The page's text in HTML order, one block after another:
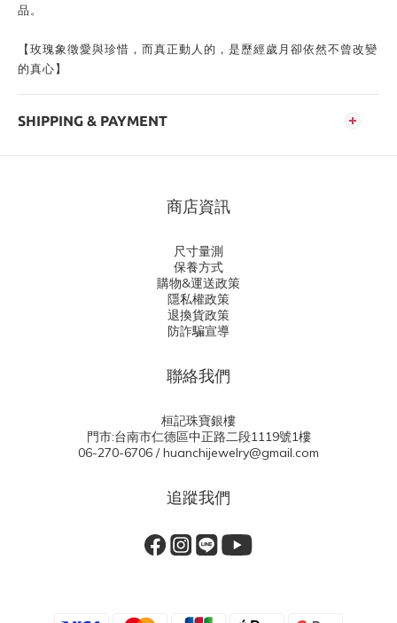
品。
【玫瑰象徵愛與珍惜，而真正動人的，是歷經歲月卻依然不曾改變
的真心】
SHIPPING & PAYMENT
商店資訊
尺寸量測
保養方式
購物&運送政策
隱私權政策
退換貨政策
防詐騙宣導
聯絡我們
桓記珠寶銀樓
門市:台南市仁德區中正路二段1119號1樓
06-270-6706 / huanchijewelry@gmail.com
追蹤我們